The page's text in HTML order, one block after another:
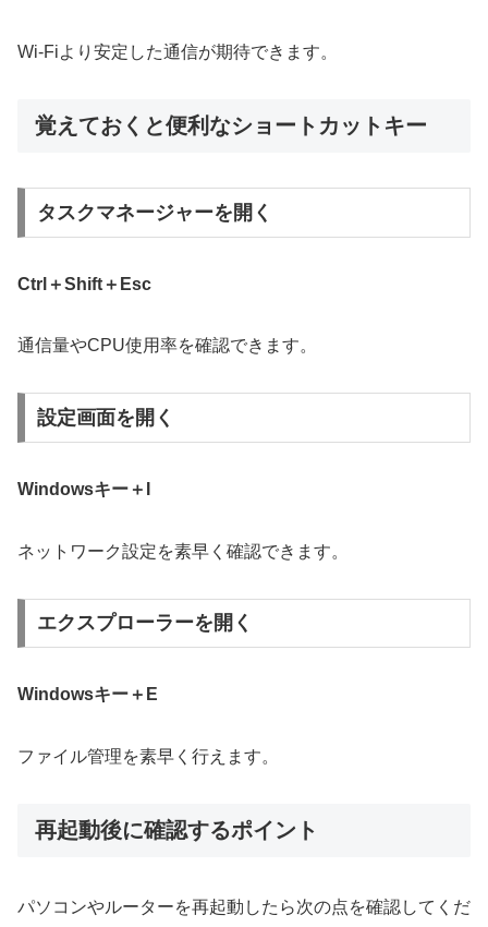
Wi-Fiより安定した通信が期待できます。
覚えておくと便利なショートカットキー
タスクマネージャーを開く
Ctrl＋Shift＋Esc
通信量やCPU使用率を確認できます。
設定画面を開く
Windowsキー＋I
ネットワーク設定を素早く確認できます。
エクスプローラーを開く
Windowsキー＋E
ファイル管理を素早く行えます。
再起動後に確認するポイント
パソコンやルーターを再起動したら次の点を確認してくだ